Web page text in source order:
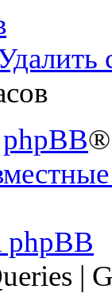
phpBB®
phpBB
|